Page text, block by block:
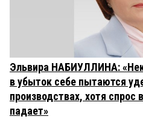
Эльвира НАБИУЛЛИНА:
в убыток себе пытаются
производствах, хотя спрос
падает»